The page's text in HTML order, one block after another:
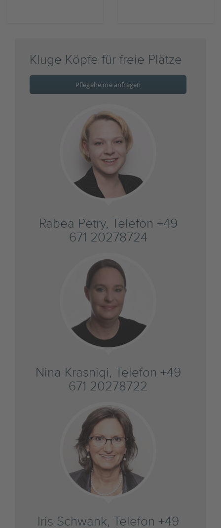
Kluge Köpfe für freie Plätze
Pflegeheime anfragen
Rabea Petry, Telefon +49
671 20278724
Nina Krasniqi, Telefon +49
671 20278722
Iris Schwank, Telefon +49